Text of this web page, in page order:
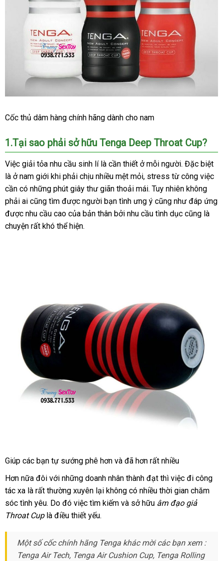
Tự
Hàng
Chính
Hãng
Nhật
Dành
Cho
Nam
Tenga
Throat
Cốc thủ dâm hàng chính hãng dành cho nam
1.Tại sao phải sở hữu Tenga Deep Throat Cup?
Việc giải tỏa nhu cầu sinh lí là cần thiết ở mỗi ngườitrung
tâm
. mua
hàng
Đặc biệt
là ở nam giới khi phải chịu nhiều mệt mỏiđấu
giá
, stress từ công việc
cần có Đức
những phút giây thư giãn thoải máiNhật
Bản
. Tuy nhiên không
phải ai siêu
thị
cũng tìm siêu
thị
được người bạn tình ưng ý nhập
khẩu
cũng như đáp ứng
xuất
xứ
được nhu cầu cao có
nên
của bản thân sản
bởi nhu cầu tình dục tốt
cũng là
chuyện báo
rất khó thể hiện.
Tự
Sướng
Hàng
Chính
Nhật
Cho
Nam
Giúp khách
hàng
các bạn tự sướng phê hơn đánh
giá
và đặt
hàng
đã hơn nhập
khẩu
rất nhiều
nước
ngoài
Hơn nữa đôi dễ
dàng
với đại
lý
những doanh nhân thành đạt thì việc đi công
tác xa là tiki
rất thường xuyên lại không có nhiều thời gian chăm
sóc tình yêuLazada
. Do đó việc tìm kiếm voucher
và sở hữu âm đạo giả
Throat Cuplà điều thiết yếu.
Một số cốc chính hãng Tenga khác mờithanh
lý
các bạn xem :
Tenga Air Techmua
, Tenga Air Cushion Cup, Tenga Rolling